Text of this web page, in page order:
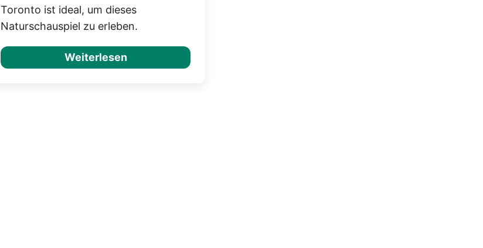
Toronto ist ideal, um dieses
Naturschauspiel zu erleben.
Weiterlesen